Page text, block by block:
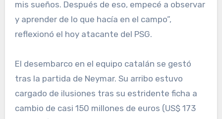
mis sueños. Después de eso, empecé a observar
y aprender de lo que hacía en el campo”,
reflexionó el hoy atacante del PSG.
El desembarco en el equipo catalán se gestó
tras la partida de Neymar. Su arribo estuvo
cargado de ilusiones tras su estridente ficha a
cambio de casi 150 millones de euros (US$ 173